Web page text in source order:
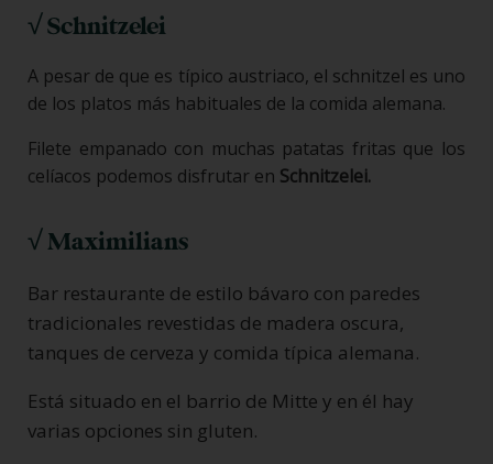
√ Schnitzelei
A pesar de que es típico austriaco, el schnitzel es uno
de los platos más habituales de la comida alemana.
Filete empanado con muchas patatas fritas que los
celíacos podemos disfrutar en Schnitzelei.
√ Maximilians
Bar restaurante de estilo bávaro con paredes
tradicionales revestidas de madera oscura,
tanques de cerveza y comida típica alemana.
Está situado en el barrio de Mitte y en él hay
varias opciones sin gluten.